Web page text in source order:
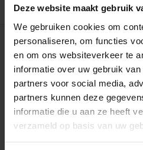
Deze website maakt gebruik
We gebruiken cookies om
personaliseren, om functies
en om ons websiteverkeer te
informatie over uw gebruik
partners voor social media,
partners kunnen deze
informatie die u aan ze heeft
verzameld op basis van uw
BESCHRIJVING
WIJ HELPEN JE GRAAG
0317 358 228